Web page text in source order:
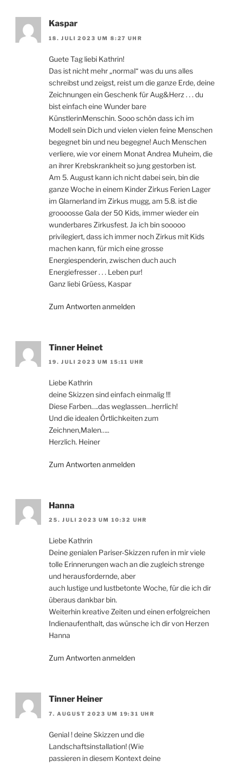
Kaspar
18. JULI 2023 UM 8:27 UHR
Guete Tag liebi Kathrin!
Das ist nicht mehr „normal“ was du uns alles
schreibst und zeigst, reist um die ganze Erde, deine
Zeichnungen ein Geschenk für Aug&Herz . . . du
bist einfach eine Wunder bare
KünstlerinMenschin. Sooo schön dass ich im
Modell sein Dich und vielen vielen feine Menschen
begegnet bin und neu begegne! Auch Menschen
verliere, wie vor einem Monat Andrea Muheim, die
an ihrer Krebskrankheit so jung gestorben ist.
Am 5. August kann ich nicht dabei sein, bin die
ganze Woche in einem Kinder Zirkus Ferien Lager
im Glarnerland im Zirkus mugg, am 5.8. ist die
groooosse Gala der 50 Kids, immer wieder ein
wunderbares Zirkusfest. Ja ich bin sooooo
privilegiert, dass ich immer noch Zirkus mit Kids
machen kann, für mich eine grosse
Energiespenderin, zwischen duch auch
Energiefresser . . . Leben pur!
Ganz liebi Grüess, Kaspar
Zum Antworten anmelden
Tinner Heinet
19. JULI 2023 UM 15:11 UHR
Liebe Kathrin
deine Skizzen sind einfach einmalig !!!
Diese Farben….das weglassen…herrlich!
Und die idealen Örtlichkeiten zum
Zeichnen,Malen…..
Herzlich. Heiner
Zum Antworten anmelden
Hanna
25. JULI 2023 UM 10:32 UHR
Liebe Kathrin
Deine genialen Pariser-Skizzen rufen in mir viele
tolle Erinnerungen wach an die zugleich strenge
und herausfordernde, aber
auch lustige und lustbetonte Woche, für die ich dir
überaus dankbar bin.
Weiterhin kreative Zeiten und einen erfolgreichen
Indienaufenthalt, das wünsche ich dir von Herzen
Hanna
Zum Antworten anmelden
Tinner Heiner
7. AUGUST 2023 UM 19:31 UHR
Genial ! deine Skizzen und die
Landschaftsinstallation! (Wie
passieren in diesem Kontext deine